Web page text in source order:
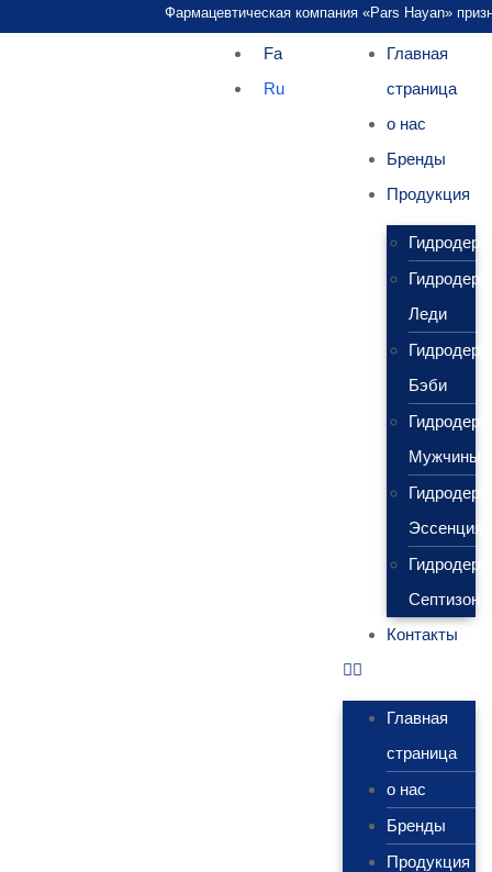
Фармацевтическая компания «Pars Hayan»
Fa
Ru
Главная
страница
о нас
Бренды
Продукция
Гидродерм
Гидродерм
Леди
Гидродерм
Бэби
Гидродерм
Мужчины
Гидродерм
Эссенция
Гидродерм
Септизон
Контакты
Главная
страница
о нас
Бренды
Продукция